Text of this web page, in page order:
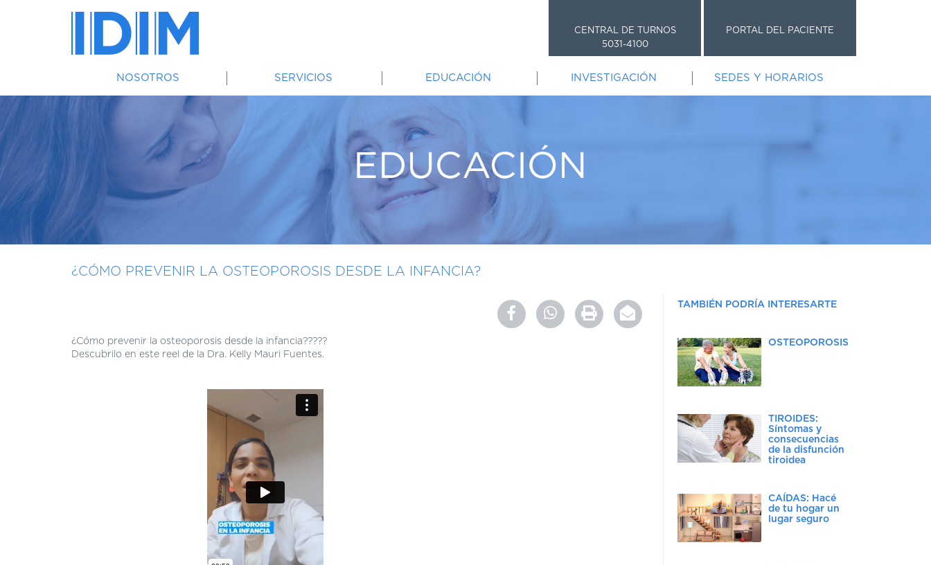
CENTRAL DE TURNOS
5031-4100
PORTAL DEL PACIENTE
NOSOTROS SERVICIOS EDUCACIÓN INVESTIGACIÓN SEDES Y HORARIOS
¿CÓMO PREVENIR LA OSTEOPOROSIS DESDE LA INFANCIA?
¿Cómo prevenir la osteoporosis desde la infancia?????
Descubrilo en este reel de la Dra. Kelly Mauri Fuentes.
TAMBIÉN PODRÍA INTERESARTE
OSTEOPOROSIS
TIROIDES:
Síntomas y
consecuencias
de la disfunción
tiroidea
CAÍDAS: Hacé
de tu hogar un
lugar seguro